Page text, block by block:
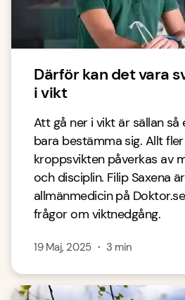
Därför kan det vara
i vikt
Att gå ner i vikt är sällan
bara bestämma sig. Allt
kroppsvikten påverkas av
och disciplin. Filip Saxena
allmänmedicin på
frågor om viktnedgång.
19 Maj, 2025・ 3 min